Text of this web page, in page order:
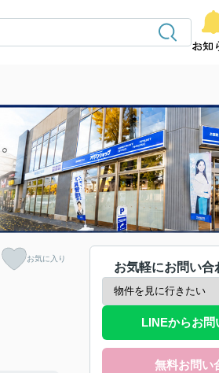
お知
お気に入り
お気軽にお問い合
LINEからお問
無料お問い